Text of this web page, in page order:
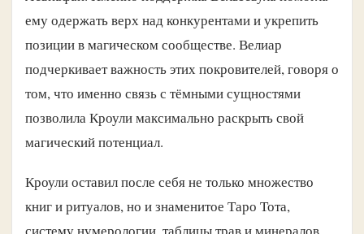
ему одержать верх над конкурентами и укрепить
позиции в магическом сообществе. Велиар
подчеркивает важность этих покровителей, говоря о
том, что именно связь с тёмными сущностями
позволила Кроули максимально раскрыть свой
магический потенциал.
Кроули оставил после себя не только множество
книг и ритуалов, но и знаменитое Таро Тота,